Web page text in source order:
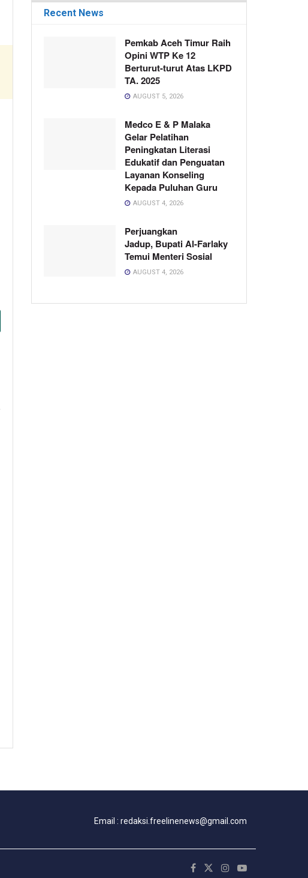
Recent News
Pemkab Aceh Timur Raih
Opini WTP Ke 12
Berturut-turut Atas LKPD
TA. 2025
AUGUST 5, 2026
Medco E & P Malaka
Gelar Pelatihan
Peningkatan Literasi
Edukatif dan Penguatan
Layanan Konseling
Kepada Puluhan Guru
AUGUST 4, 2026
Perjuangkan
Jadup, Bupati Al-Farlaky
Temui Menteri Sosial
AUGUST 4, 2026
Email : redaksi.freelinenews@gmail.com